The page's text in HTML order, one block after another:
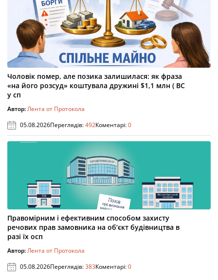
Чоловік помер, але позика залишилася: як фраза
«на його розсуд» коштувала дружині $1,1 млн ( ВС
у сп
Автор:Лента от Протокола
05.08.2026Переглядів:492Коментарі:0
Правомірним і ефективним способом захисту
речових прав замовника на об’єкт будівництва в
разі їх осп
Автор:Лента от Протокола
05.08.2026Переглядів:383Коментарі:0